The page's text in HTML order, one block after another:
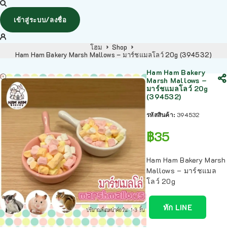
เข้าสู่ระบบ/ลงชื่อ
โฮม
Shop
Ham Ham Bakery Marsh Mallows – มาร์ชแมลโลว์ 20g (394532)
Ham Ham Bakery
Marsh Mallows –
มาร์ชแมลโลว์ 20g
(394532)
รหัสสินค้า: 394532
฿35
Ham Ham Bakery Marsh
Mallows – มาร์ชแมล
โลว์ 20g
ทัก LINE